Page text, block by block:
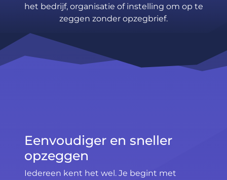
het bedrijf, organisatie of instelling om op te
zeggen zonder opzegbrief.
Eenvoudiger en sneller
opzeggen
Iedereen kent het wel. Je begint met